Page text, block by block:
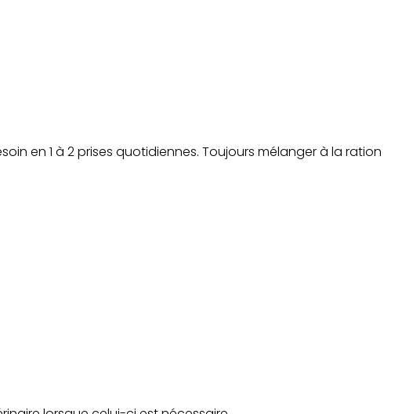
en 1 à 2 prises quotidiennes. Toujours mélanger à la ration